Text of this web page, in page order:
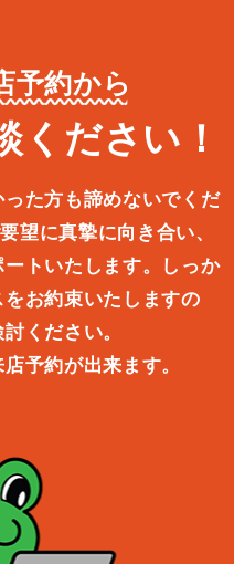
予約から
ください！
た方も諦めないでくだ
望に真摯に向き合い、
ートいたします。しっか
をお約束いたしますの
ください。
予約が出来ます。